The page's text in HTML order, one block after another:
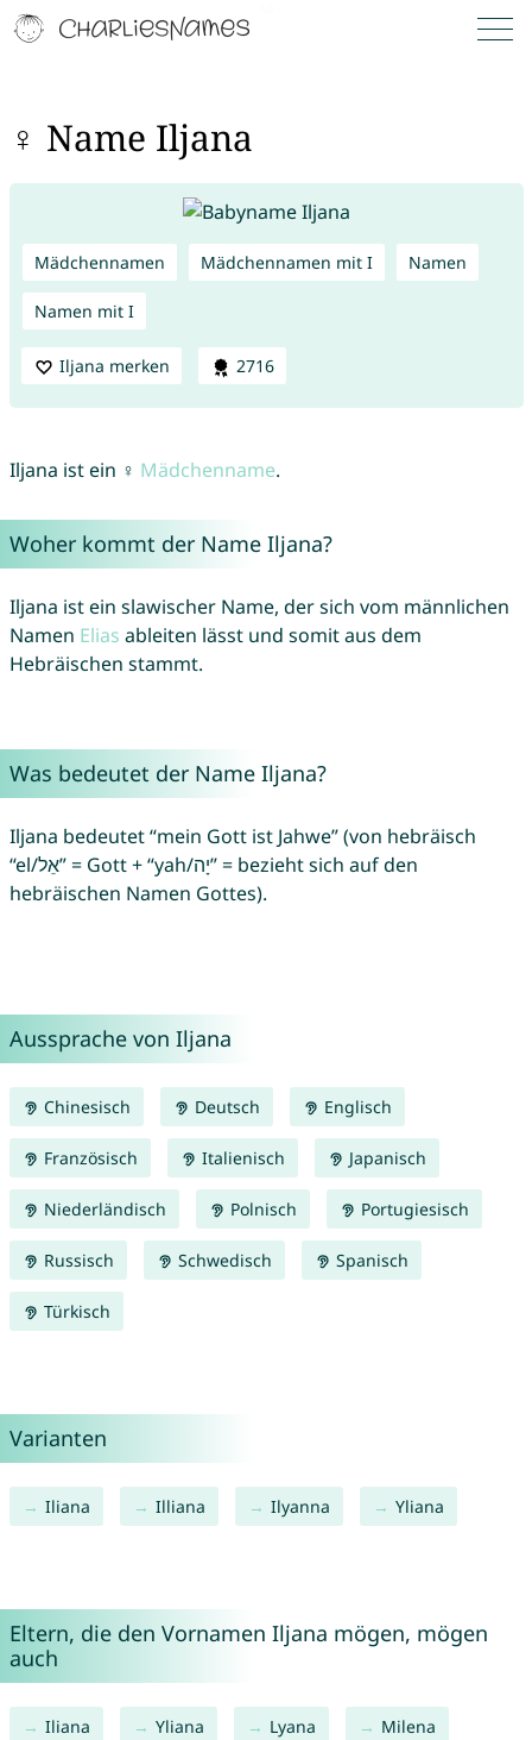
♀ Name Iljana
Mädchennamen Mädchennamen mit I Namen
Namen mit I
Iljana merken 2716
Iljana ist ein ♀ Mädchenname.
Woher kommt der Name Iljana?
Iljana ist ein slawischer Name, der sich vom männlichen
Namen Elias ableiten lässt und somit aus dem
Hebräischen stammt.
Was bedeutet der Name Iljana?
Iljana bedeutet “mein Gott ist Jahwe” (von hebräisch
“el/אֵל” = Gott + “yah/יָה” = bezieht sich auf den
hebräischen Namen Gottes).
Aussprache von Iljana
Chinesisch Deutsch Englisch
Französisch Italienisch Japanisch
Niederländisch Polnisch Portugiesisch
Russisch Schwedisch Spanisch
Türkisch
Varianten
Iliana Illiana Ilyanna Yliana
Eltern, die den Vornamen Iljana mögen, mögen
auch
Iliana Yliana Lyana Milena